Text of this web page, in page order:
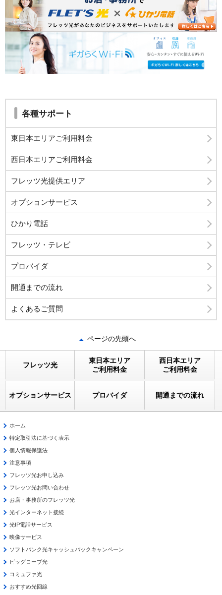
各種サポート
東日本エリアご利用料金
西日本エリアご利用料金
フレッツ光提供エリア
オプションサービス
ひかり電話
フレッツ・テレビ
プロバイダ
開通までの流れ
よくあるご質問
ページの先頭へ
フレッツ光
東日本エリア
ご利用料金
西日本エリア
ご利用料金
オプションサービス プロバイダ 開通までの流れ
ホーム
特定取引法に基づく表示
個人情報保護法
注意事項
フレッツ光お申し込み
フレッツ光お問い合わせ
お店・事務所のフレッツ光
光インターネット接続
光IP電話サービス
映像サービス
ソフトバンク光キャッシュバックキャンペーン
ビッグローブ光
コミュファ光
おすすめ光回線